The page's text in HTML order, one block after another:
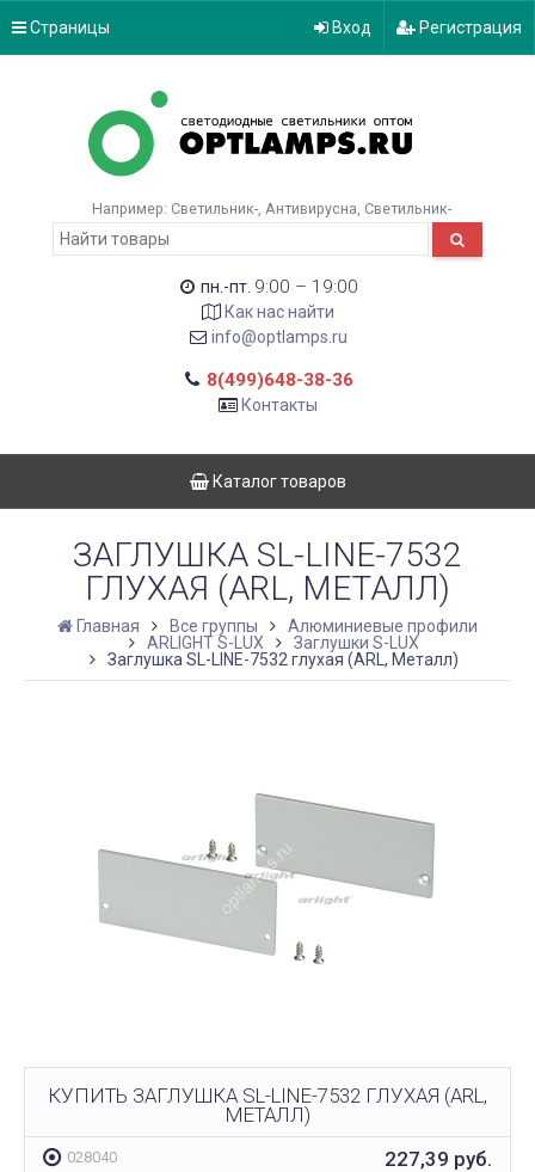
Страницы Вход Регистрация
Например: Светильник- Антивирусна Светильник-
пн.-пт. 9:00 – 19:00
Как нас найти
info@optlamps.ru
8(499)648-38-36
Контакты
Каталог товаров
ЗАГЛУШКА SL-LINE-7532
ГЛУХАЯ (ARL, МЕТАЛЛ)
Главная Все группы
Алюминиевые профили
ARLIGHT S-LUX
Заглушки S-LUX
Заглушка SL-LINE-7532 глухая (ARL, Металл)
КУПИТЬ ЗАГЛУШКА SL-LINE-7532 ГЛУХАЯ (ARL,
МЕТАЛЛ)
028040 227,39 руб.